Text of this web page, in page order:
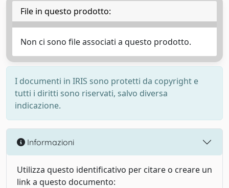
File in questo prodotto:
Non ci sono file associati a questo prodotto.
I documenti in IRIS sono protetti da copyright e
tutti i diritti sono riservati, salvo diversa
indicazione.
Informazioni
Utilizza questo identificativo per citare o creare un
link a questo documento: